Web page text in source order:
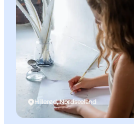
Hillerød, Nordseeland